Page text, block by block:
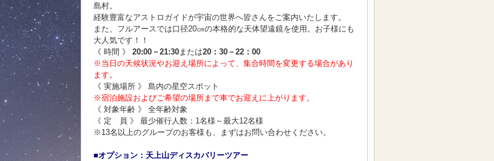
島村。
経験豊富なアストロガイドが宇宙の世界へ皆さんをご案内いたします。
また、​フルアースでは口径20㎝の本格的な天体望遠鏡を使用。お子様にも
大人気です！！
《 時間 》 20:00－21:30 または20：30－22：00
※当日の天候状況やお迎え場所によって、集合時間を変更する場合があり
ます。
《 実施場所 》 島内の星空スポット
※宿泊施設およびご希望の場所まで車でお迎えに上がります。
《 対象年齢 》 全年齢対象
《 定 員 》 最少催行人数：1名様～最大12名様
※13名以上のグループのお客様も、まずはお問い合わせください。
■オプション：天上山ディスカバリーツアー